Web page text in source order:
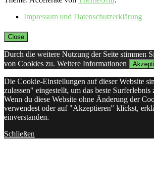
Impressum und Datenschutzerklärung
Close
Durch die weitere Nutzung der Seite stimmen
von Cookies zu. Weitere Informationen
Die Cookie-Einstellungen auf dieser Website
zulassen" eingestellt, um das beste Surferlebnis
Wenn du diese Website ohne Änderung der
verwendest oder auf "Akzeptieren" klickst,
einverstanden.
Schließen